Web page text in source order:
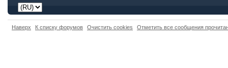
Наверх К списку форумов Очистить cookies Отметить все сообщения